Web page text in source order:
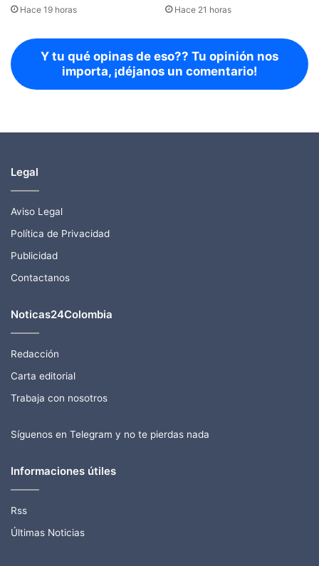
Hace 19 horas Hace 21 horas
Y tu qué opinas de eso?? Tu opinión nos
importa, ¡déjanos un comentario!
Legal
Aviso Legal
Política de Privacidad
Publicidad
Contactanos
Noticas24Colombia
Redacción
Carta editorial
Trabaja con nosotros
Síguenos en Telegram y no te pierdas nada
Informaciones útiles
Rss
Últimas Noticias